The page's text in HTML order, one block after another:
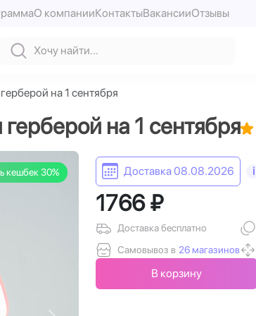
О компанииКонтактыВакансииОтзывы
на 1 сентября
на 1 сентября
кешбек 30% Доставка 08.08.2026 i
1766 ₽
Доставка бесплатно
Самовывоз в 26 магазинов
В корзину